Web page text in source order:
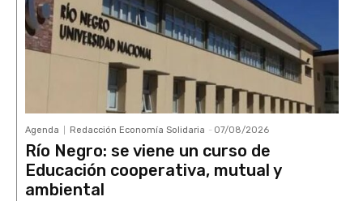
Agenda Redacción Economía Solidaria - 07/08/2026
Río Negro: se viene un curso de
Educación cooperativa, mutual y
ambiental